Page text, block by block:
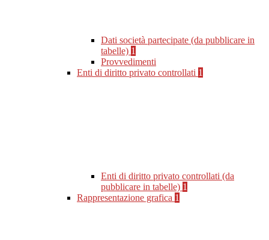
Dati società partecipate (da pubblicare in
tabelle) 1
Provvedimenti
Enti di diritto privato controllati 1
Enti di diritto privato controllati (da
pubblicare in tabelle) 1
Rappresentazione grafica 1